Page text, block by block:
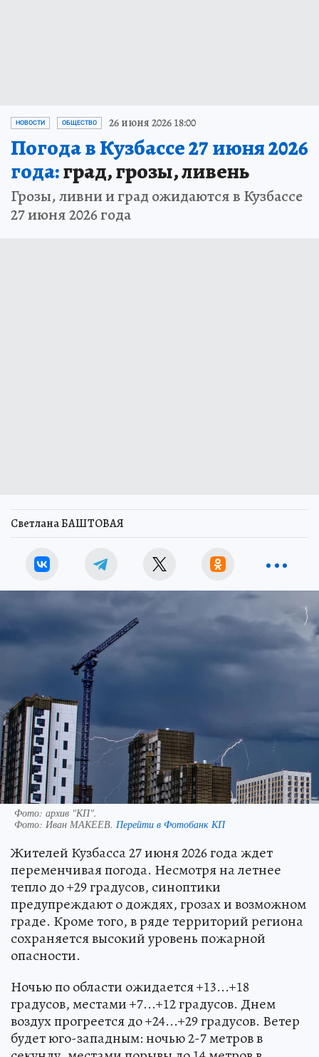
НОВОСТИ ОБЩЕСТВО 26 июня 2026 18:00
Погода в Кузбассе 27 июня 2026
года:град, грозы, ливень
Грозы, ливни и град ожидаются в Кузбассе
27 июня 2026 года
Светлана БАШТОВАЯ
Фото: архив "КП".
Фото: Иван МАКЕЕВ. Перейти в Фотобанк КП
Жителей Кузбасса 27 июня 2026 года ждет
переменчивая погода. Несмотря на летнее
тепло до +29 градусов, синоптики
предупреждают о дождях, грозах и возможном
граде. Кроме того, в ряде территорий региона
сохраняется высокий уровень пожарной
опасности.
Ночью по области ожидается +13...+18
градусов, местами +7...+12 градусов. Днем
воздух прогреется до +24...+29 градусов. Ветер
будет юго-западным: ночью 2-7 метров в